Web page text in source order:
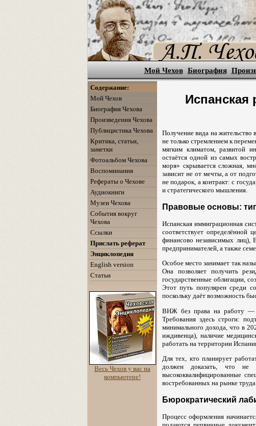
Мой Чехов Биография
Содержание:
Мой Чехов
Биография Чехова
Произведения Чехова
Публицистика Чехова
Критика, статьи,
заметки
Фотоальбом Чехова
Воспоминания
Рефераты о Чехове
Аудиокниги
Музеи Чехова
События вокруг
Чехова
Ссылки
Прислать реферат
Энциклопедия
English version
Статьи
Весь Чехов у вас на
компьютере!
Испанская
Получение вида на
не только стремлением к
мягким климатом, развитой
остаётся одной из самых
моря» скрывается сложная,
зависит не от мечты, а от
не подарок, а контракт: с
и стратегического мышления.
Правовые основы:
Испанская иммиграционная
соответствует
финансово независимых
предпринимателей, а также
Особое место занимает так
Она позволяет получить
государственные облигации,
Этот путь популярен среди
поскольку даёт возможность
ВНЖ без права на работу —
Требования здесь строги:
минимального дохода, что в
иждивенца), наличие
работать на территории
Для тех, кто планирует
должен доказать, что не
высококвалифицированные
востребованных на рынке
Бюрократический
Процесс оформления